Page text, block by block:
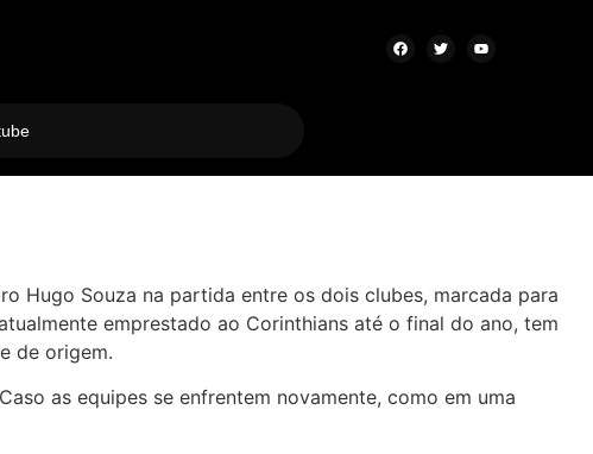
Hugo Souza na partida entre os dois clubes, marcada para
emprestado ao Corinthians até o final do ano, tem
de origem.
as equipes se enfrentem novamente, como em uma